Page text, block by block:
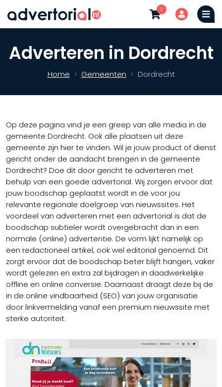
0
Adverteren in Dordrecht
Home Gemeenten Dordrecht
Op deze pagina vind je een greep van alle media in de
gemeente Dordrecht. Ook alle plaatsen uit deze
gemeente zijn hier te vinden. Wil je jouw product of dienst
gericht onder de aandacht brengen in de gemeente
Dordrecht? Doe dit door gericht te adverteren met
behulp van een goede advertorial. Wij zorgen ervoor dat
jouw boodschap geplaatst wordt in de voor jou
relevante regionale doelgroep van nieuwssites. Het
voordeel van adverteren met een advertorial is dat de
boodschap subtieler wordt overgebracht dan in een
normale (online) advertentie. De vorm lijkt namelijk op
een redactioneel artikel, ook wel editorial genoemd. Dit
zorgt ervoor dat de boodschap beter blijft hangen, vaker
wordt gelezen en extra zal bijdragen in daadwerkelijke
offline en online conversie. Daarnaast draagt deze bij de
in de online vindbaarheid (SEO) van jouw organisatie
door linkvermelding vanaf een premium nieuwssite met
sterke autoriteit.​